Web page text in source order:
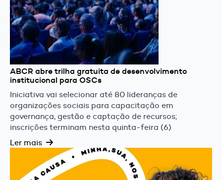
ABCR abre trilha gratuita de desenvolvimento
institucional para OSCs
Iniciativa vai selecionar até 80 lideranças de
organizações sociais para capacitação em
governança, gestão e captação de recursos;
inscrições terminam nesta quinta-feira (6)
Ler mais